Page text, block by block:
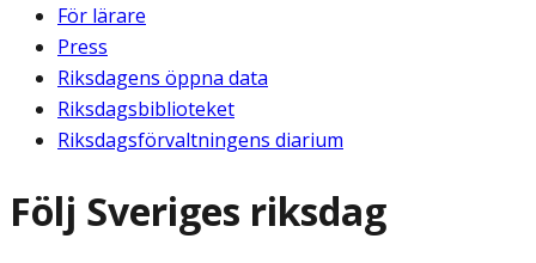
För lärare
Press
Riksdagens öppna data
Riksdagsbiblioteket
Riksdagsförvaltningens diarium
Följ Sveriges riksdag